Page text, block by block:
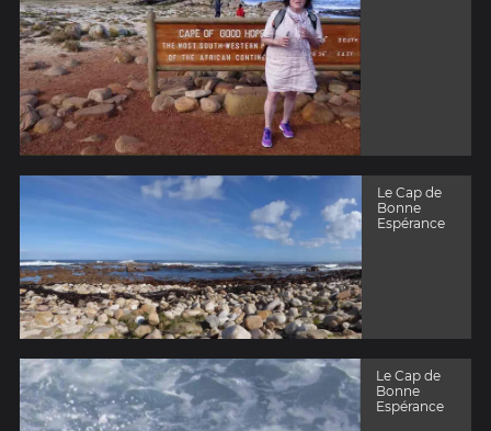
Le Cap de
Bonne
Espérance
Le Cap de
Bonne
Espérance